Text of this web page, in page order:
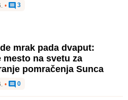
• 3
mrak pada dvaput:
mesto na svetu za
pomračenja Sunca
• 0